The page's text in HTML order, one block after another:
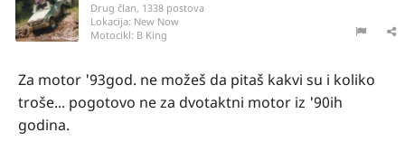
Drug član, 1338 postova
Lokacija: New Now
Motocikl: B King
Za motor '93god. ne možeš da pitaš kakvi su i koliko
troše... pogotovo ne za dvotaktni motor iz '90ih
godina.